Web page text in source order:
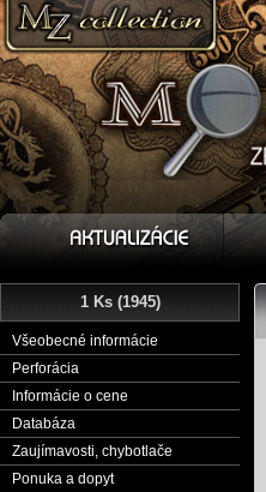
1 Ks (1945)
Všeobecné informácie
Perforácia
Informácie o cene
Databáza
Zaujímavosti, chybotlače
Ponuka a dopyt